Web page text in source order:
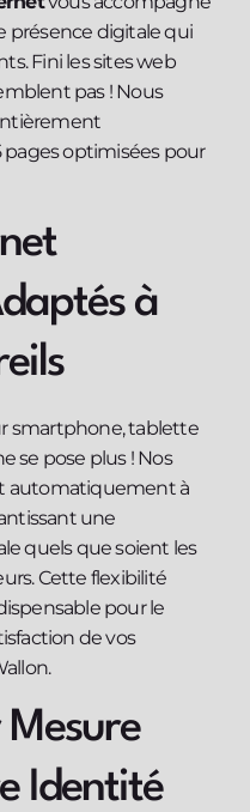
présence digitale qui
Fini les sites web
pas ! Nous
pages optimisées pour
à
smartphone, tablette
se pose plus ! Nos
automatiquement à
une
quels que soient les
Cette flexibilité
pour le
de vos
Mesure
Identité